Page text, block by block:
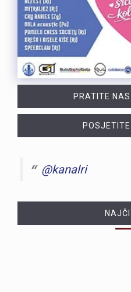
PRATITE
@kanalri